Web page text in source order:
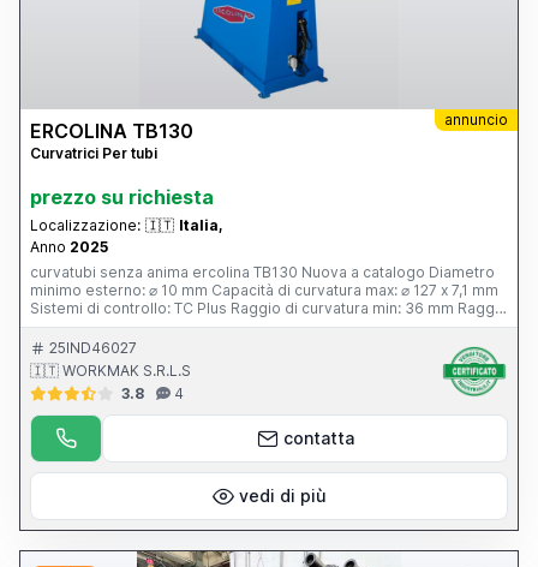
annuncio
ERCOLINA TB130
Curvatrici Per tubi
prezzo su richiesta
Localizzazione: 🇮🇹 Italia,
Anno 2025
curvatubi senza anima ercolina TB130 Nuova a catalogo Diametro
minimo esterno: ⌀ 10 mm Capacità di curvatura max: ⌀ 127 x 7,1 mm
Sistemi di controllo: TC Plus Raggio di curvatura min: 36 mm Raggio
di curvatura max: 700 mm La Ercolina TB130 è una macchina
curvatubi straordinaria, ha una velocità di curvatura programmabile
con possibilità di curvare a destra o sinistra, dotata del
performante controllo TCPlus che rende questa macchina
insostituibile! CARATTERISTICHE Dotata di Controllo TCPlus Touch
screen a colori 7″ Icone rinnovate per un facile utilizzo Modalità di
curvatura manuale Funzione avanzata di OFFSET Cambio lingua
immediato Auto-tuning dei principali componenti macchina
Funzione rapida di cambio unità di misura (mm – pollici) Velocità di
curvatura programmabile per ogni singola curva del programma
Possibilità di aggiungere programmi illimitati su porta USB Ogni
singolo programma può contenere fino a 30 curve Possibilità di
25IND46027
🇮🇹 WORKMAK S.R.L.S
3.8
4
contatta
vedi di più